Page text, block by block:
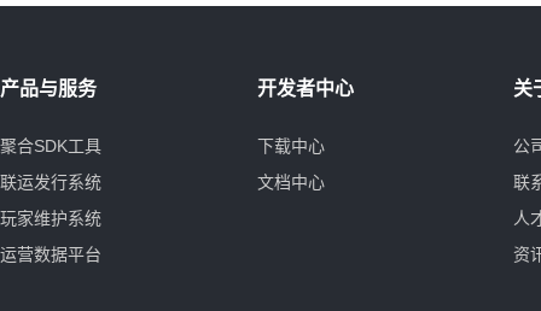
产品与服务
聚合SDK工具
联运发行系统
玩家维护系统
运营数据平台
开发者中心
下载中心
文档中心
关
公
联
人
资